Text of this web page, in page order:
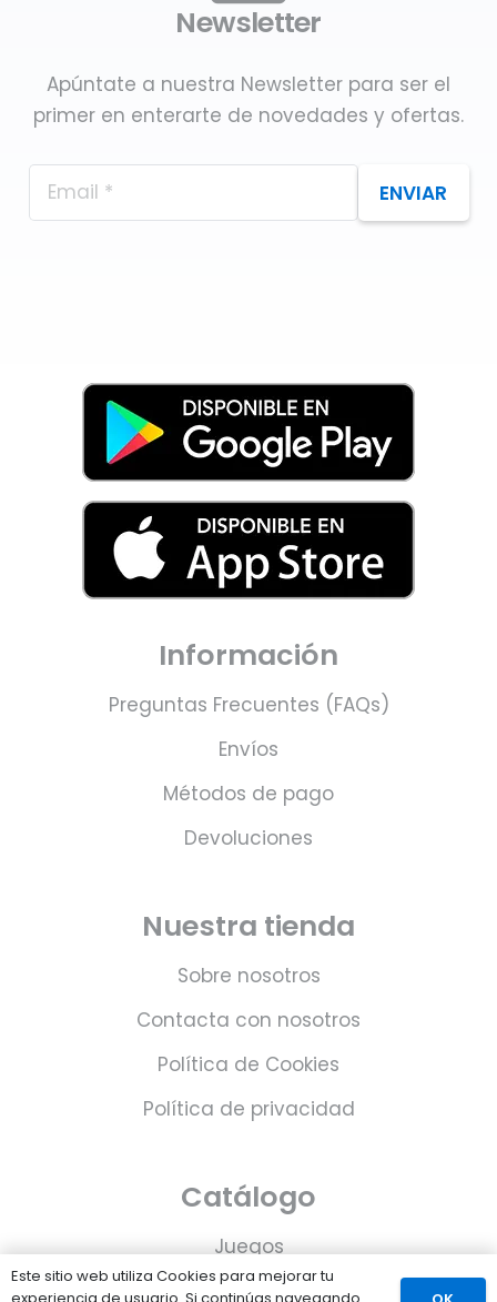
Newsletter
Apúntate a nuestra Newsletter para ser el
primer en enterarte de novedades y ofertas.
ENVIAR
Información
Preguntas Frecuentes (FAQs)
Envíos
Métodos de pago
Devoluciones
Nuestra tienda
Sobre nosotros
Contacta con nosotros
Política de Cookies
Política de privacidad
Catálogo
Juegos
Consolas
Este sitio web utiliza Cookies para mejorar tu